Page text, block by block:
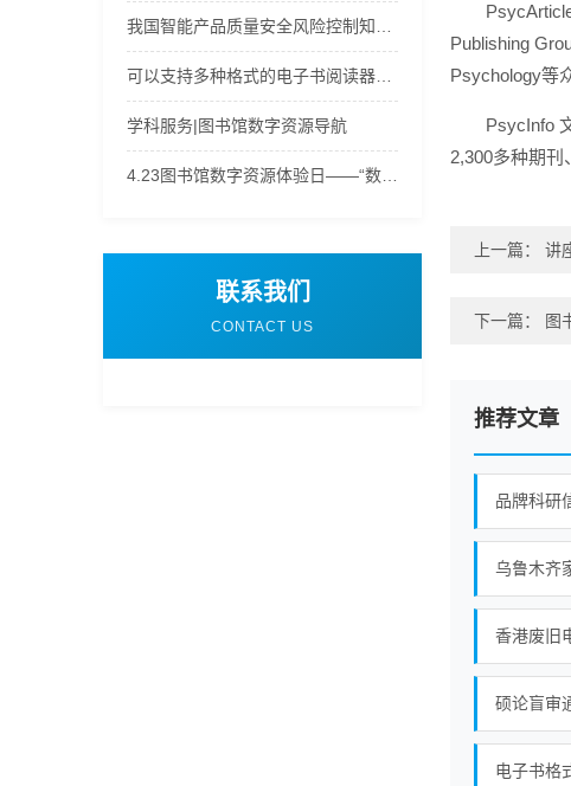
学科服务|图书馆数字资源导航
联系我们
CONTACT US
Publishing
Psychology等
PsycInfo
2,300多种期
上一篇： 讲
下一篇： 图
推荐文章
品牌科研
乌鲁木齐
电子书格